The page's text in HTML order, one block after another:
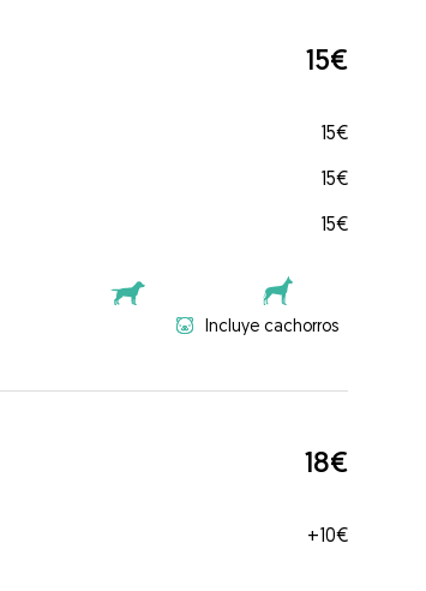
15€
15€
15€
15€
Incluye cachorros
18€
+10€